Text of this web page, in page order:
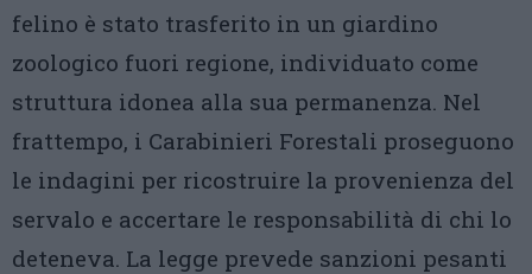
felino è stato trasferito in un giardino
zoologico fuori regione, individuato come
struttura idonea alla sua permanenza. Nel
frattempo, i Carabinieri Forestali proseguono
le indagini per ricostruire la provenienza del
servalo e accertare le responsabilità di chi lo
deteneva. La legge prevede sanzioni pesanti